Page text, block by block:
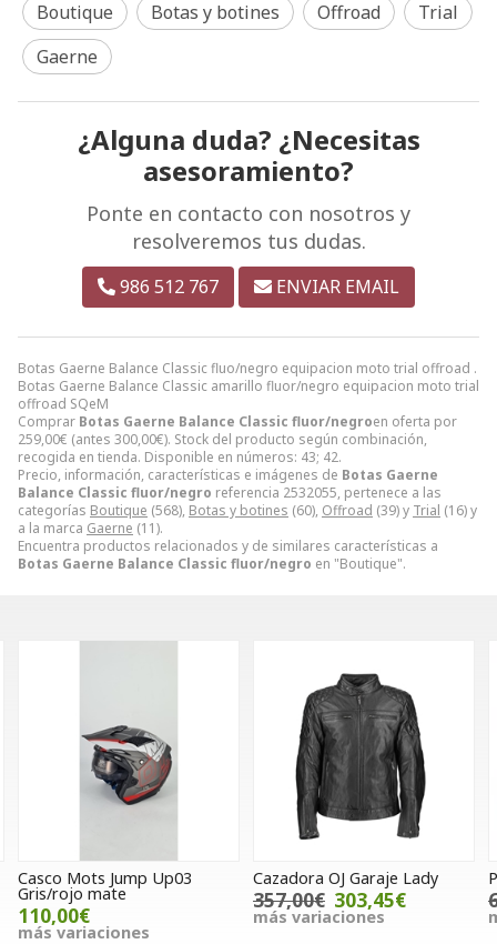
Botas Gaerne Balance Classic fluo/negro equipacion moto trial offroad .
Botas Gaerne Balance Classic amarillo fluor/negro equipacion moto trial
offroad SQeM
Comprar Botas Gaerne Balance Classic fluor/negroen oferta por
259,00€ (antes 300,00€). Stock del producto según combinación,
recogida en tienda. Disponible en números: 43; 42.
Precio, información, características e imágenes de Botas Gaerne
Balance Classic fluor/negro referencia 2532055, pertenece a las
categorías Boutique (568), Botas y botines (60), Offroad (39) y Trial (16) y
a la marca Gaerne (11).
Encuentra productos relacionados y de similares características a
Botas Gaerne Balance Classic fluor/negro en "Boutique".
Boutique
Botas y botines Offroad
Trial
Gaerne
¿Alguna duda? ¿Necesitas
asesoramiento?
Ponte en contacto con nosotros y
resolveremos tus dudas.
986 512 767 ENVIAR EMAIL
Mots Jump Up03
rojo mate
variaciones
Cazadora OJ Garaje Lady
357,00€ 303,45€
más variaciones